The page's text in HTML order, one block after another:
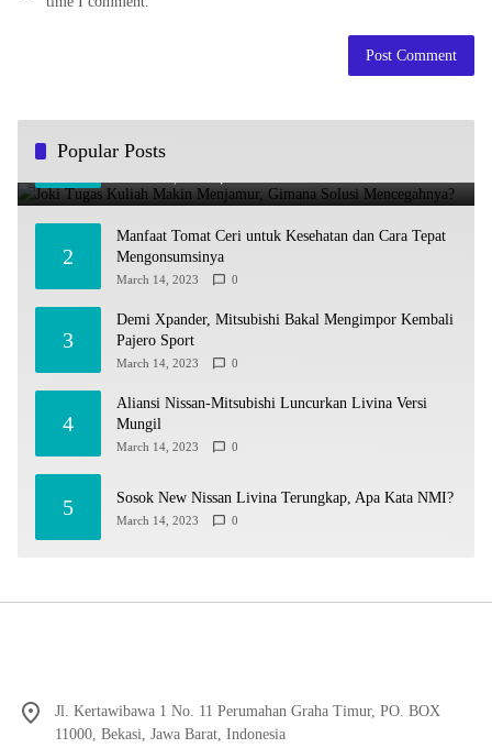
Popular Posts
1
Mencegahnya?
2
Manfaat Tomat Ceri untuk Kesehatan dan Cara Tepat
Mengonsumsinya
March 14, 2023 0
3
Demi Xpander, Mitsubishi Bakal Mengimpor Kembali
Pajero Sport
March 14, 2023 0
4
Aliansi Nissan-Mitsubishi Luncurkan Livina Versi
Mungil
March 14, 2023 0
5 Sosok New Nissan Livina Terungkap, Apa Kata NMI?
March 14, 2023 0
Jl. Kertawibawa 1 No. 11 Perumahan Graha Timur, PO. BOX
11000, Bekasi, Jawa Barat, Indonesia